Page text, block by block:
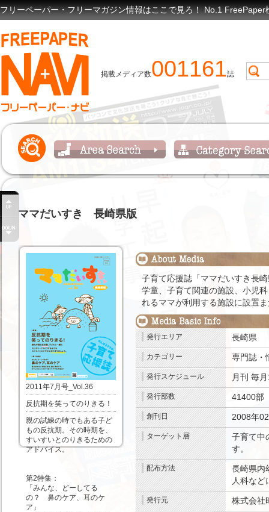
フリーペーパー・フリーマガジン情報はここで見ろ！ No.1
掲載メディア数001161誌
ママだいすき 長崎県版
2011年7月号_Vol.36
反抗期を笑ってのりきる！
親の試練の時でもある子ど
もの反抗期。その時期を、
すいすいとのりきるための
アドバイス。
第2特集：
「みんな、どーしてる
の？ 鼻のケア、耳のケ
ア」
子育て応援誌「ママだいすき長
学童、子育て関連の施設、小児
れるママが利用する施設に設置
発行エリア 長崎県
カテゴリー 専門誌・
発行スケジュール 月刊 毎
発行部数 41400部
創刊日 2008年
ターゲット層
子育て中
す。
配布方法
長崎県内
人科な
発行元 株式会